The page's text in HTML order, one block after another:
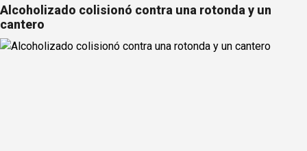
Alcoholizado colisionó contra una rotonda y un
cantero